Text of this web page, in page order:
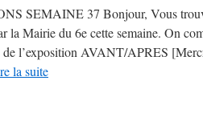
SEMAINE 37 Bonjour, Vous
la Mairie du 6e cette semaine. On
l’exposition AVANT/APRES
la suite